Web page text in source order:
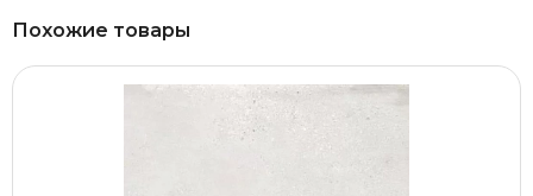
Похожие товары